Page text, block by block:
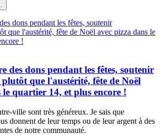
des dons pendant les fêtes, soutenir
que l'austérité, fête de Noël
le quartier 14, et plus encore !
ville sont très généreux. Je sais que
donnent de leur temps ou de leur argent à des
de notre communauté.